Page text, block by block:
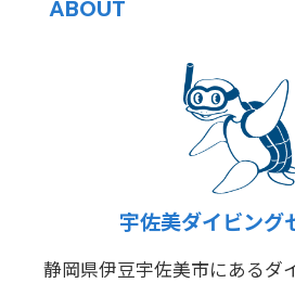
ABOUT
宇佐美ダイビング
静岡県伊豆宇佐美市にあるダ